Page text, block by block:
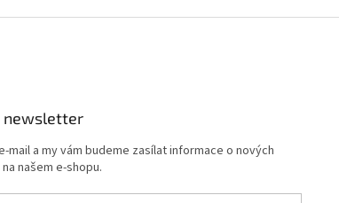
newsletter
mail a my vám budeme zasílat informace o nových
našem e-shopu.